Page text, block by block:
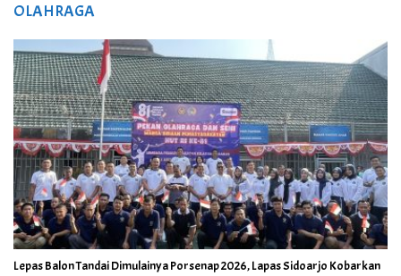
OLAHRAGA
Lepas Balon Tandai Dimulainya Porsenap 2026, Lapas Sidoarjo Kobarkan